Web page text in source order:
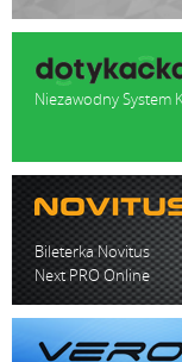
Niezawodny System
Bileterka Novitus
Next PRO Online